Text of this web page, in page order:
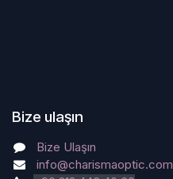
Bize ulaşın
Bize Ulaşın
info@charismaoptic.com